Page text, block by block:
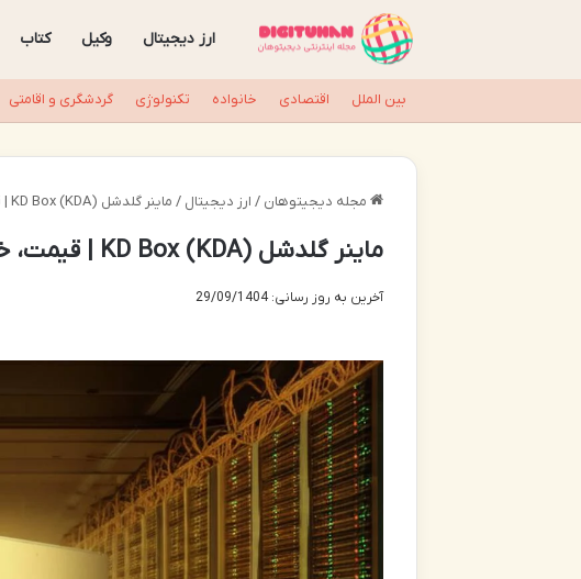
ارز دیجیتال وکیل کتاب
بین الملل اقتصادی خانواده تکنولوژی گردشگری و اقامتی
مجله دیجیتوهان / ارز دیجیتال / ماینر گلدشل KD Box (KDA) | قیمت، خرید و مشخصات کامل
ماینر گلدشل KD Box (KDA) | قیمت، خرید و مشخصات کامل
آخرین به روز رسانی: 29/09/1404